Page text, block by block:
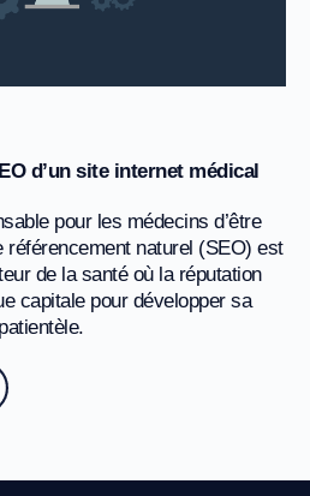
d’un site internet médical
pour les médecins d’être
référencement naturel (SEO) est
de la santé où la réputation
capitale pour développer sa
patientèle.